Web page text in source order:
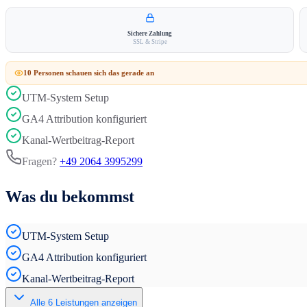
Sichere Zahlung
SSL & Stripe
10 Personen schauen sich das gerade an
UTM-System Setup
GA4 Attribution konfiguriert
Kanal-Wertbeitrag-Report
Fragen? +49 2064 3995299
Was du bekommst
UTM-System Setup
GA4 Attribution konfiguriert
Kanal-Wertbeitrag-Report
Alle 6 Leistungen anzeigen